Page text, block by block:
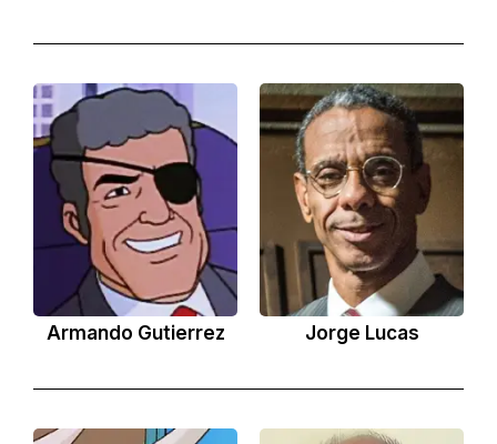
Armando Gutierrez Jorge Lucas